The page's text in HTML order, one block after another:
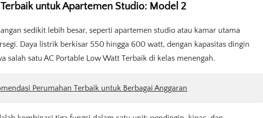
untuk Apartemen Studio: Model 2
sedikit lebih besar, seperti apartemen studio atau kamar utama
Daya listrik berkisar 550 hingga 600 watt, dengan kapasitas dingin
salah satu AC Portable Low Watt Terbaik di kelas menengah.
Perumahan Terbaik untuk Berbagai Anggaran